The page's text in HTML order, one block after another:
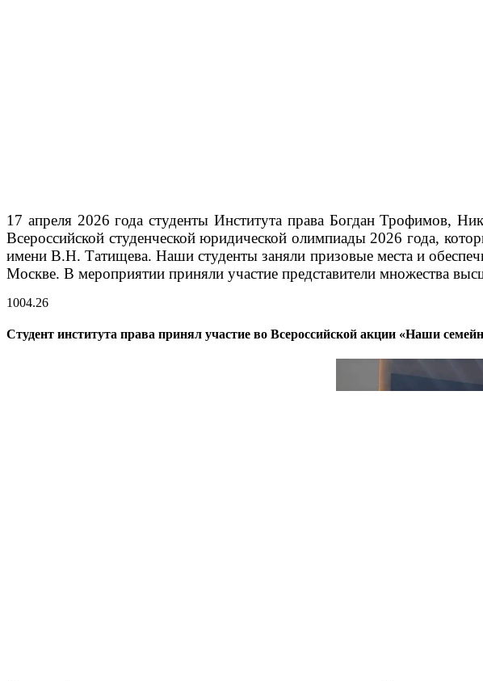
17 апреля 2026 года студенты Института права Богдан Трофимов,
Всероссийской студенческой юридической олимпиады 2026 года,
имени В.Н. Татищева.Наши студенты заняли призовые места и
Москве. В мероприятии приняли участие представители множества
1004.26
Студент института права принял участие во Всероссийской акции «Наши